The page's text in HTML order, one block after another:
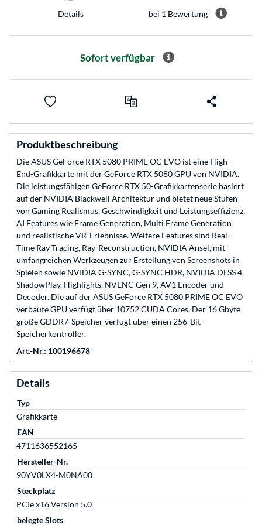
Details bei 1 Bewertung
Sofort verfügbar
Produktbeschreibung
Die ASUS GeForce RTX 5080 PRIME OC EVO ist eine High-
End-Grafikkarte mit der GeForce RTX 5080 GPU von NVIDIA.
Die leistungsfähigen GeForce RTX 50-Grafikkartenserie basiert
auf der NVIDIA Blackwell Architektur und bietet neue Stufen
von Gaming Realismus, Geschwindigkeit und Leistungseffizienz,
AI Features wie Frame Generation, Multi Frame Generation
und realistische VR-Erlebnisse. Weitere Features sind Real-
Time Ray Tracing, Ray-Reconstruction, NVIDIA Ansel, mit
umfangreichen Werkzeugen zur Erstellung von Screenshots in
Spielen sowie NVIDIA G-SYNC, G-SYNC HDR, NVIDIA DLSS 4,
ShadowPlay, Highlights, NVENC Gen 9, AV1 Encoder und
Decoder. Die auf der ASUS GeForce RTX 5080 PRIME OC EVO
verbaute GPU verfügt über 10752 CUDA Cores. Der 16 Gbyte
große GDDR7-Speicher verfügt über einen 256-Bit-
Speicherkontroller.
Art.-Nr.: 100196678
Details
Typ
Grafikkarte
EAN
4711636552165
Hersteller-Nr.
90YV0LX4-M0NA00
Steckplatz
PCIe x16 Version 5.0
belegte Slots